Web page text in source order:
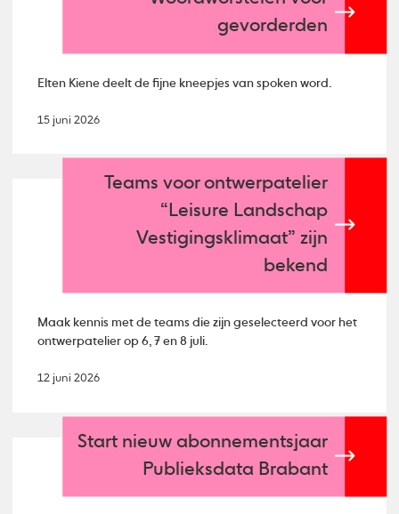
gevorderden
Elten Kiene deelt de fijne kneepjes van spoken word.
15 juni 2026
Teams voor ontwerpatelier
“Leisure Landschap
Vestigingsklimaat” zijn
bekend
Maak kennis met de teams die zijn geselecteerd voor het
ontwerpatelier op 6, 7 en 8 juli.
12 juni 2026
Start nieuw abonnementsjaar
Publieksdata Brabant